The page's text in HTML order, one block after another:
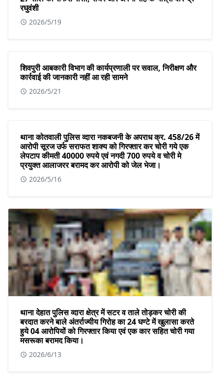
रघुवंशी
2026/5/19
शिवपुरी आबकारी विभाग की कार्यप्रणाली पर सवाल, निरीक्षण और
कार्रवाई की जानकारी नहीं आ रही सामने
2026/5/21
थाना कोतवाली पुलिस व्दारा नकबजनी के अपराध क्र. 458/26 में
आरोपी सूरज उर्फ सराफत शाक्य को गिरफ्तार कर चोरी गये एक
लेपटाप कीमती 40000 रुपये एवं नगदी 700 रुपये व चोरी मे
प्रयुक्त आलाजरर बरामद कर आरोपी को जेल भेजा।
2026/5/16
थाना देहात पुलिस व्दारा क्षेत्र में सटर व ताले तोड़कर चोरी की
बरदात करने बाले अंतर्राज्यीय गिरोह का 24 घण्टे में खुलासा करते
हुये 04 आरोपियों को गिरफ्तार किया एवं एक कार सहित चोरी गया
मसरूका बरामद किया।
2026/6/13